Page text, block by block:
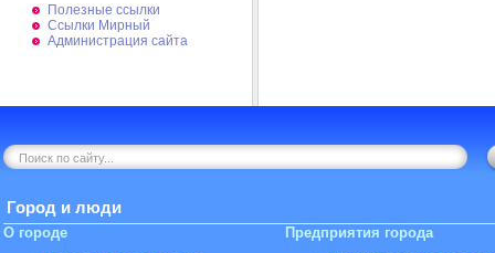
Полезные ссылки
Ссылки Мирный
Администрация сайта
Город и люди
О городе Предприятия города